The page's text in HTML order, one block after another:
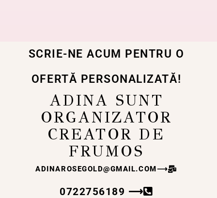
SCRIE-NE ACUM PENTRU O
OFERTĂ PERSONALIZATĂ!
ADINA SUNT
ORGANIZATOR
CREATOR DE
FRUMOS
ADINAROSEGOLD@GMAIL.COM⟶
0722756189 ⟶